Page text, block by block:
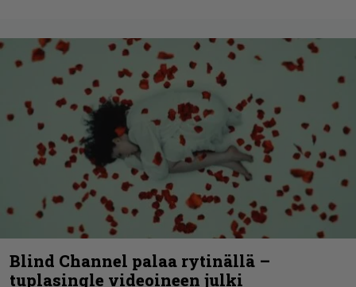
Blind Channel palaa rytinällä –
tuplasingle videoineen julki